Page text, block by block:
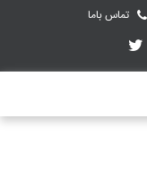
تماس باما